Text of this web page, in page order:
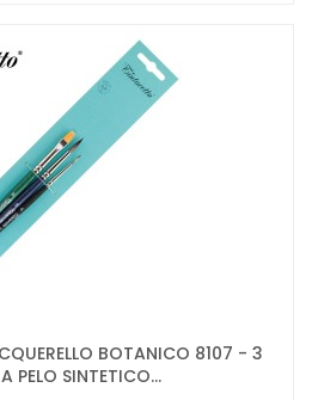
BOTANICO 8107 - 3
A PELO SINTETICO...